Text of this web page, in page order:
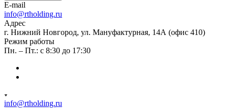
E-mail
info@rtholding.ru
Адрес
г. Нижний Новгород, ул. Мануфактурная, 14А (офис 410)
Режим работы
Пн. – Пт.: с 8:30 до 17:30
info@rtholding.ru